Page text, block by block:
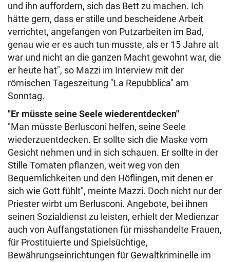
und ihn auffordern, sich das Bett zu machen. Ich
hätte gern, dass er stille und bescheidene Arbeit
verrichtet, angefangen von Putzarbeiten im Bad,
genau wie er es auch tun musste, als er 15 Jahre alt
war und nicht an die ganzen Macht gewohnt war, die
er heute hat", so Mazzi im Interview mit der
römischen Tageszeitung "La Repubblica" am
Sonntag.
"Er müsste seine Seele wiederentdecken"
"Man müsste Berlusconi helfen, seine Seele
wiederzuentdecken. Er sollte sich die Maske vom
Gesicht nehmen und in sich schauen. Er sollte in der
Stille Tomaten pflanzen, weit weg von den
Bequemlichkeiten und den Höflingen, mit denen er
sich wie Gott fühlt", meinte Mazzi. Doch nicht nur der
Priester wirbt um Berlusconi. Angebote, bei ihnen
seinen Sozialdienst zu leisten, erhielt der Medienzar
auch von Auffangstationen für misshandelte Frauen,
für Prostituierte und Spielsüchtige,
Bewährungseinrichtungen für Gewaltkriminelle im